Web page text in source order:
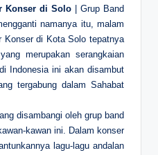
Konser di Solo | Grup Band
namanya itu, malam
Konser di Kota Solo tepatnya
merupakan serangkaian
Indonesia ini akan disambut
tergabung dalam Sahabat
disambangi oleh grup band
kawan ini. Dalam konser
lagu-lagu andalan